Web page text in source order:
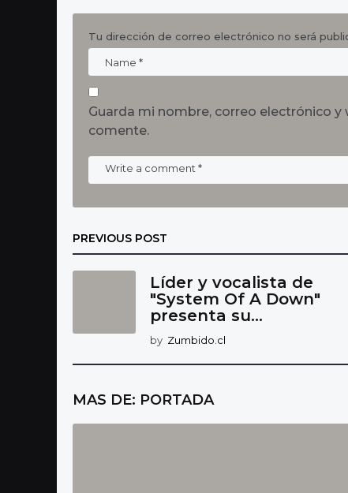
Tu dirección de correo electrónico no será
Guarda mi nombre, correo electrónico
comente.
PREVIOUS POST
Líder y vocalista de
"System Of A Down"
presenta su...
by Zumbido.cl
MAS DE: PORTADA